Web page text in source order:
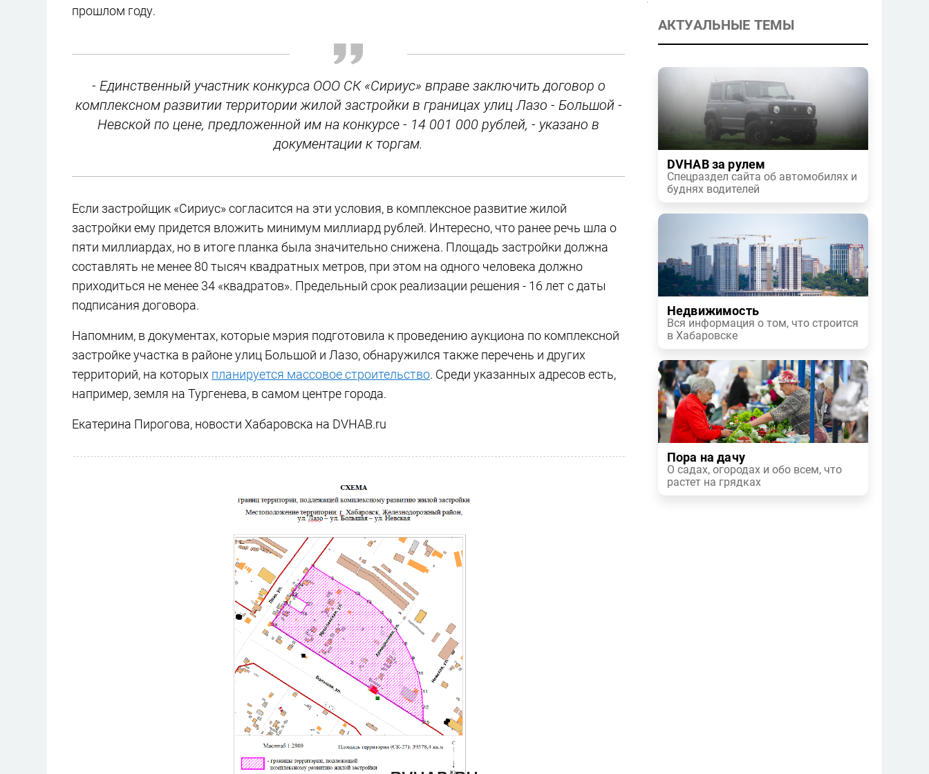
прошлом году.
- Единственный участник конкурса ООО СК «Сириус» вправе заключить договор о
комплексном развитии территории жилой застройки в границах улиц Лазо - Большой -
Невской по цене, предложенной им на конкурсе - 14 001 000 рублей, - указано в
документации к торгам.
Если застройщик «Сириус» согласится на эти условия, в комплексное развитие жилой
застройки ему придется вложить минимум миллиард рублей. Интересно, что ранее речь шла о
пяти миллиардах, но в итоге планка была значительно снижена. Площадь застройки должна
составлять не менее 80 тысяч квадратных метров, при этом на одного человека должно
приходиться не менее 34 «квадратов». Предельный срок реализации решения - 16 лет с даты
подписания договора.
Напомним, в документах, которые мэрия подготовила к проведению аукциона по комплексной
застройке участка в районе улиц Большой и Лазо, обнаружился также перечень и других
территорий, на которых планируется массовое строительство. Среди указанных адресов есть,
например, земля на Тургенева, в самом центре города.
Екатерина Пирогова, новости Хабаровска на DVHAB.ru
АКТУАЛЬНЫЕ ТЕМЫ
DVHAB за рулем
Спецраздел сайта об автомобилях и
буднях водителей
Недвижимость
Вся информация о том, что строится
в Хабаровске
Пора на дачу
О садах, огородах и обо всем, что
растет на грядках